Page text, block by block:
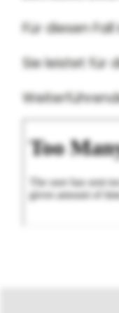
Für diesen
Sie leistet für